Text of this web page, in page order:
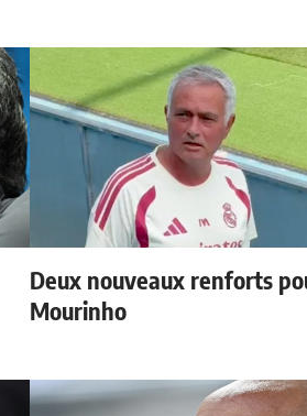
Deux nouveaux renforts
Mourinho